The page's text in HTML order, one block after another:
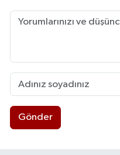
Gönder